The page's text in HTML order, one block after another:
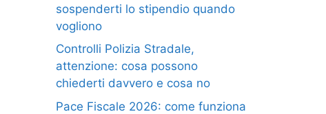
sospenderti lo stipendio quando
vogliono
Controlli Polizia Stradale,
attenzione: cosa possono
chiederti davvero e cosa no
Pace Fiscale 2026: come funziona